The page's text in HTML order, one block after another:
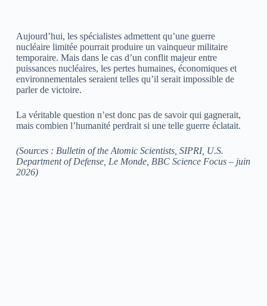
Aujourd’hui, les spécialistes admettent qu’une guerre
nucléaire limitée pourrait produire un vainqueur militaire
temporaire. Mais dans le cas d’un conflit majeur entre
puissances nucléaires, les pertes humaines, économiques et
environnementales seraient telles qu’il serait impossible de
parler de victoire.
La véritable question n’est donc pas de savoir qui gagnerait,
mais combien l’humanité perdrait si une telle guerre éclatait.
(Sources : Bulletin of the Atomic Scientists, SIPRI, U.S.
Department of Defense, Le Monde, BBC Science Focus – juin
2026)